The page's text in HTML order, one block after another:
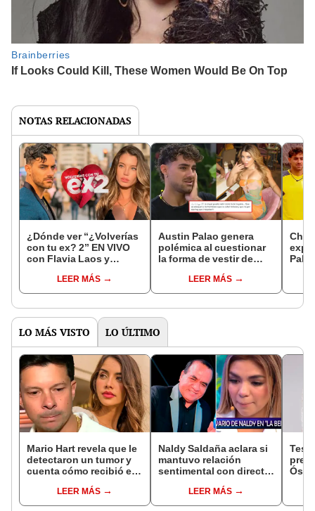
NOTAS RELACIONADAS
¿Dónde ver “¿Volverías
con tu ex? 2” EN VIVO
con Flavia Laos y
LEER MÁS
Austin Palao genera
polémica al cuestionar
la forma de vestir de
expones a que te
puedan faltar el
LEER MÁS
con
LO MÁS VISTO LO ÚLTIMO
Mario Hart revela que le
detectaron un tumor y
cuenta cómo recibió el
muy fuertes..."
LEER MÁS
Naldy Saldaña aclara si
mantuvo relación
sentimental con director
denunciarlo por
tocamientos: “Me
LEER MÁS